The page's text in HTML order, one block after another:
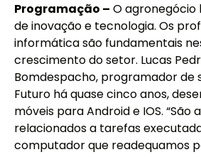
Programação – O agronegócio
de inovação e tecnologia. Os
informática são fundamentais
crescimento do setor. Lucas
Bomdespacho, programador de
Futuro há quase cinco anos,
móveis para Android e IOS. “São
relacionados a tarefas
computador que readequamos